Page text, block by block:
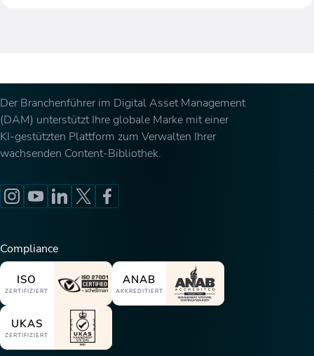
Der Branchenführer im Digital Asset Management
(DAM) unterstützt Ihre globale Marke mit einer
KI-gestützten Plattform zum Verwalten Ihrer
wachsenden Content-Bibliothek.
Compliance
ISO
ZERTIFIZIERT
ANAB
AKKREDITIERT
UKAS
ZERTIFIZIERT